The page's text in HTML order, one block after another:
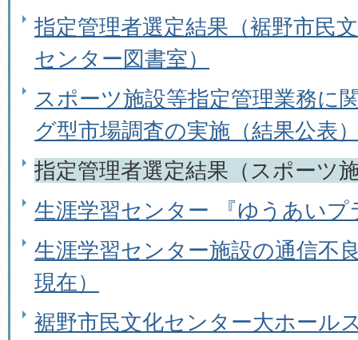
指定管理者選定結果（裾野市民
センター図書室）
スポーツ施設等指定管理業務に
グ型市場調査の実施（結果公表
指定管理者選定結果（スポーツ
生涯学習センター 『ゆうあいプ
生涯学習センター施設の通信不
現在）
裾野市民文化センター大ホール